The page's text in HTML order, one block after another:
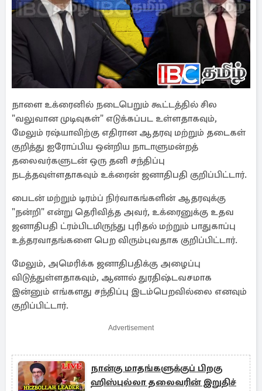
நாளை உக்ரைனில் நடைபெறும் கூட்டத்தில் சில
"வலுவான முடிவுகள்" எடுக்கப்பட உள்ளதாகவும்,
மேலும் ரஷ்யாவிற்கு எதிரான ஆதரவு மற்றும் தடைகள்
குறித்து ஐரோப்பிய ஒன்றிய நாடாளுமன்றத்
தலைவர்களுடன் ஒரு தனி சந்திப்பு
நடத்தவுள்ளதாகவும் உக்ரைன் ஜனாதிபதி குறிப்பிட்டார்.
பைடன் மற்றும் டிரம்ப் நிர்வாகங்களின் ஆதரவுக்கு
"நன்றி" என்று தெரிவித்த அவர், உக்ரைனுக்கு உதவ
ஜனாதிபதி ட்ரம்பிடமிருந்து புரிதல் மற்றும் பாதுகாப்பு
உத்தரவாதங்களை பெற விரும்புவதாக குறிப்பிட்டார்.
மேலும், அமெரிக்க ஜனாதிபதிக்கு அழைப்பு
விடுத்துள்ளதாகவும், ஆனால் துரதிஷ்டவசமாக
இன்னும் எங்களது சந்திப்பு இடம்பெறவில்லை எனவும்
குறிப்பிட்டார்.
Advertisement
நான்கு மாதங்களுக்குப் பிறகு
ஹிஸ்புல்லா தலைவரின் இறுதிச்